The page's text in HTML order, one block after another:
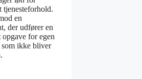
tjenesteforhold.
en
der udfører en
for egen
ikke bliver